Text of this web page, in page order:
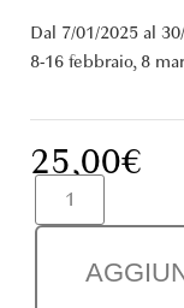
Dal 7/01/2025 al
8-16 febbraio, 8
25,00€